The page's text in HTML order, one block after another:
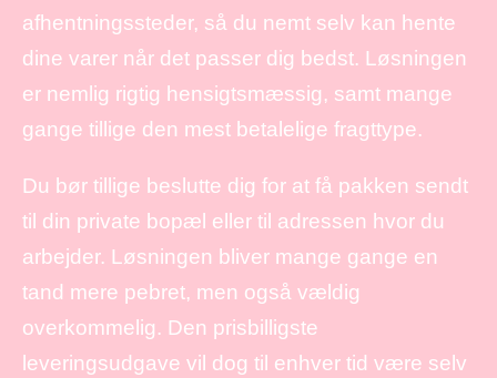
afhentningssteder, så du nemt selv kan hente
dine varer når det passer dig bedst. Løsningen
er nemlig rigtig hensigtsmæssig, samt mange
gange tillige den mest betalelige fragttype.
Du bør tillige beslutte dig for at få pakken sendt
til din private bopæl eller til adressen hvor du
arbejder. Løsningen bliver mange gange en
tand mere pebret, men også vældig
overkommelig. Den prisbilligste
leveringsudgave vil dog til enhver tid være selv